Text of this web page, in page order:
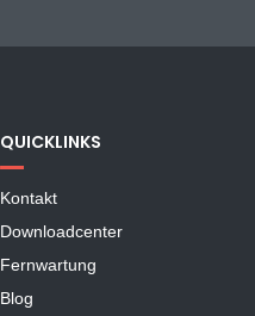
QUICKLINKS
Kontakt
Downloadcenter
Fernwartung
Blog